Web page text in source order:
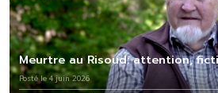
Meurtre au Risoud: attention,
Posté le 4 juin 2026